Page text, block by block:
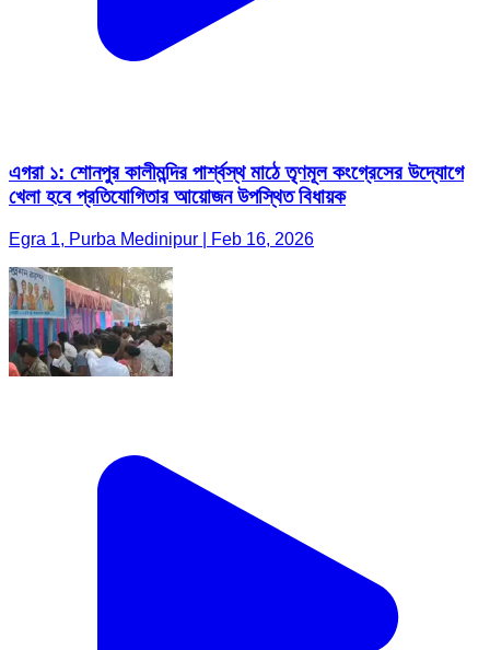
এগরা ১: শোনপুর কালীমন্দির পার্শ্বস্থ মাঠে তৃণমূল কংগ্রেসের উদ্যোগে
খেলা হবে প্রতিযোগিতার আয়োজন উপস্থিত বিধায়ক
Egra 1, Purba Medinipur | Feb 16, 2026